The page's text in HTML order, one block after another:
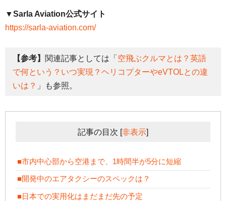
▼Sarla Aviation公式サイト
https://sarla-aviation.com/
【参考】 関連記事としては「 空飛ぶクルマとは？英語
で何という？いつ実現？ヘリコプターやeVTOLとの違
いは？ 」も参照。
記事の目次 [非表示]
■市内中心部から空港まで、1時間半が5分に短縮
■開発中のエアタクシーのスペックは？
■日本での実用化はまだまだ先の予定